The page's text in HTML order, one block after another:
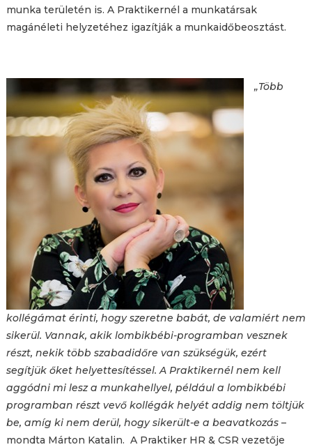
munka területén is. A Praktikernél a munkatársak
magánéleti helyzetéhez igazítják a munkaidőbeosztást.
„Több
kollégámat érinti, hogy szeretne babát, de valamiért nem
sikerül. Vannak, akik lombikbébi-programban vesznek
részt, nekik több szabadidőre van szükségük, ezért
segítjük őket helyettesítéssel. A Praktikernél nem kell
aggódni mi lesz a munkahellyel, például a lombikbébi
programban részt vevő kollégák helyét addig nem töltjük
be, amíg ki nem derül, hogy sikerült-e a beavatkozás–
mondta Márton Katalin. A Praktiker HR & CSR vezetője